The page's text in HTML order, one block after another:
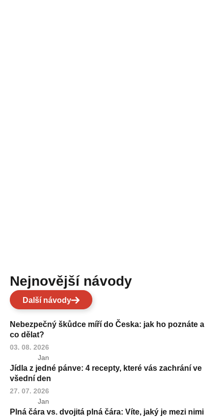
Nejnovější návody
Další návody
Nebezpečný škůdce míří do Česka: jak ho poznáte a
co dělat?
03. 08. 2026
Jan
Jídla z jedné pánve: 4 recepty, které vás zachrání ve
všední den
27. 07. 2026
Jan
Plná čára vs. dvojitá plná čára: Víte, jaký je mezi nimi